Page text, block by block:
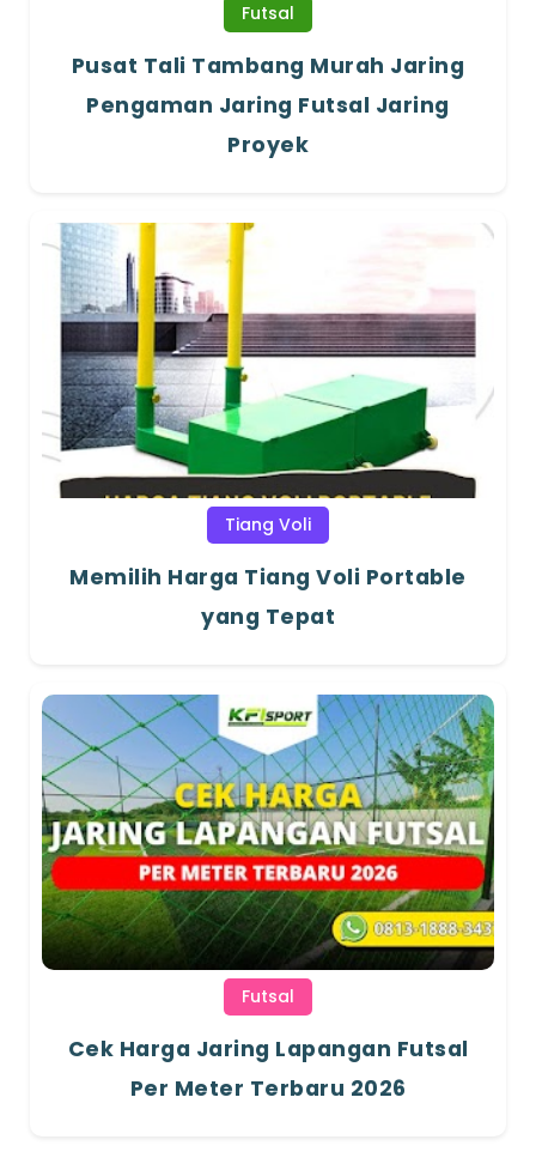
Futsal
Pusat Tali Tambang Murah Jaring
Pengaman Jaring Futsal Jaring
Proyek
Tiang Voli
Memilih Harga Tiang Voli Portable
yang Tepat
Futsal
Cek Harga Jaring Lapangan Futsal
Per Meter Terbaru 2026